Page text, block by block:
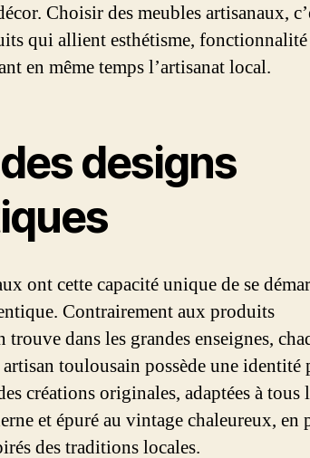
Choisir des meubles artisanaux,
qui allient esthétisme,
en même temps l’artisanat local.
designs
ont cette capacité unique de se
Contrairement aux produits
trouve dans les grandes enseignes,
toulousain possède une identité
créations originales, adaptées à tous
et épuré au vintage chaleureux, en
des traditions locales.